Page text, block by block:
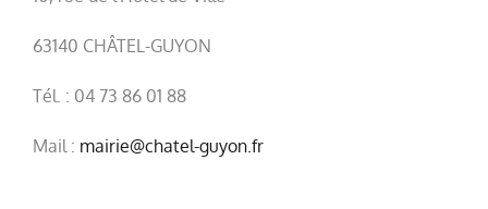
63140 CHÂTEL-GUYON
Tél. : 04 73 86 01 88
Mail : mairie@chatel-guyon.fr